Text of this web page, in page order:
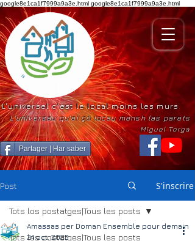
google8e1ca1f7999a9a3e.html google8e1ca1f7999a9a3e.html
Partager | Har saber
L'universel c'est le local moins les murs
L'universau qu'ei çò locau mensh las parets
Miguel Torga
Post S'inscrire
Tots los postatges|Tous les posts
Tots los postatges|Tous les posts
Amassas per Doman Ensemble pour demain
24 oct. 2023